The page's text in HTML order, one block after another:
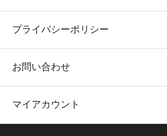
プライバシーポリシー
お問い合わせ
マイアカウント